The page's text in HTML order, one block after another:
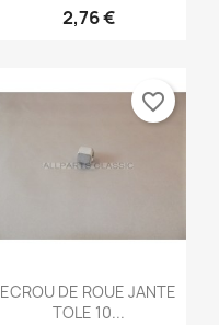
2,76 €
Aperçu rapide
ECROU DE ROUE JANTE
TOLE 10...
favorite_border